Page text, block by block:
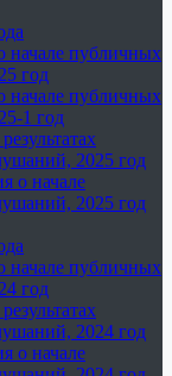
начале публичных
год
начале публичных
1 год
2025 год
о начале
2025 год
начале публичных
год
2024 год
о начале